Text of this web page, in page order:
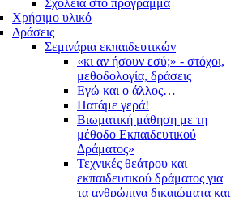
Σχολεία στο πρόγραμμα
Χρήσιμο υλικό
Δράσεις
Σεμινάρια εκπαιδευτικών
«κι αν ήσουν εσύ;» - στόχοι,
μεθοδολογία, δράσεις
Εγώ και ο άλλος…
Πατάμε γερά!
Βιωματική μάθηση με τη
μέθοδο Εκπαιδευτικού
Δράματος»
Τεχνικές θεάτρου και
εκπαιδευτικού δράματος για
τα ανθρώπινα δικαιώματα και